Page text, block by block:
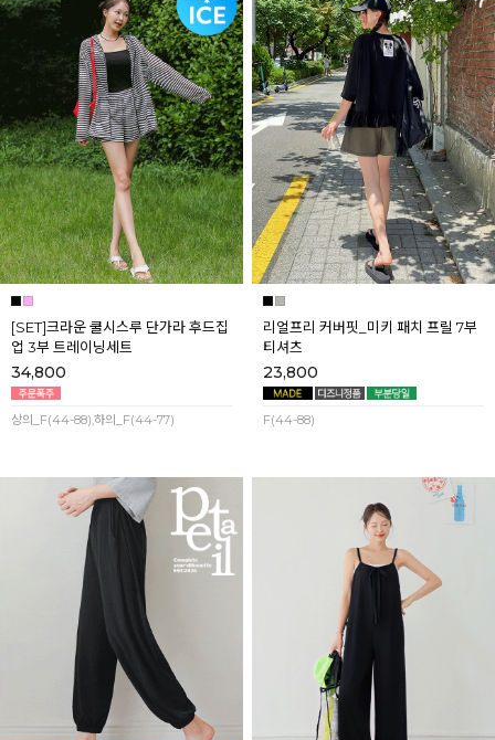
[SET]크라운 쿨시스루 단가라 후드집
업 3부 트레이닝세트
34,800
상의_F(44-88),하의_F(44-77)
리얼프리 커버핏_미키 패치 프릴 7부
티셔츠
23,800
F(44-88)